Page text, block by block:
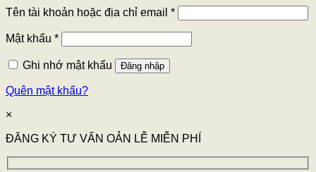
Tên tài khoản hoặc địa chỉ email *
Mật khẩu *
Ghi nhớ mật khẩu Đăng nhập
Quên mật khẩu?
×
ĐĂNG KÝ TƯ VẤN OẢN LỄ MIỄN PHÍ